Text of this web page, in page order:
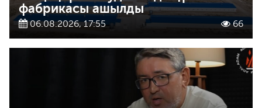
фабрикасы ашылды
06.08.2026, 17:55 66